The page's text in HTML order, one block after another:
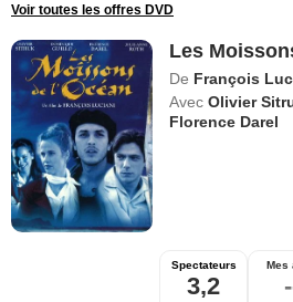
Voir toutes les offres DVD
Les
De François
Avec Olivier
Florence Darel
Spectateurs
3,2
Mes